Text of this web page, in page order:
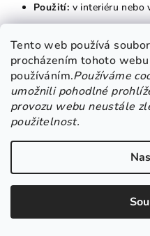
Tento web používá
procházením tohoto
používáním.Používáme
umožnili pohodlné
provozu webu neustále
použitelnost.
Použití: v interiéru nebo
Materiál: umělé
🕯️ Adventní poselství
Když se na vašich dveřích objeví
není to jen krásná dekorace –
a prožití Vánoc v jejich pravé
krása může být něžná, tichá a